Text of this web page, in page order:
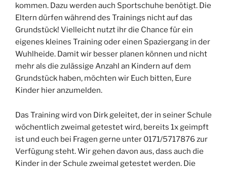
kommen. Dazu werden auch Sportschuhe benötigt. Die
Eltern dürfen während des Trainings nicht auf das
Grundstück! Vielleicht nutzt ihr die Chance für ein
eigenes kleines Training oder einen Spaziergang in der
Wuhlheide. Damit wir besser planen können und nicht
mehr als die zulässige Anzahl an Kindern auf dem
Grundstück haben, möchten wir Euch bitten, Eure
Kinder hier anzumelden.
Das Training wird von Dirk geleitet, der in seiner Schule
wöchentlich zweimal getestet wird, bereits 1x geimpft
ist und euch bei Fragen gerne unter 0171/5717876 zur
Verfügung steht. Wir gehen davon aus, dass auch die
Kinder in der Schule zweimal getestet werden. Die